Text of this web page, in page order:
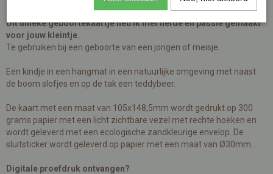
Dit unieke geboortekaartje heb ik met liefde en passie gemaakt
voor jouw kleintje.
Te gebruiken bij een geboorte van een jongen of meisje.
Een kindje in een hangmat in een natuurlijke omgeving met naast
de boom slofjes en op de tak een teddybeer.
De kaart met een maat van 105x148,5mm wordt gedrukt op 300
grams papier met een licht zichtbare vezel met rechte hoeken en
wordt geleverd met een ecologische zandkleurige envelop. De
sluitsticker wordt geleverd op papier met een maat van Ø30mm.
Digitale proefdruk ontvangen?